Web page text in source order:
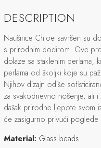
DESCRIPTION
Naušnice Chloe savršen su
s prirodnim dodirom. Ove
dolaze sa staklenim perlama,
perlama od školjki koje su
Njihov dizajn odiše
za svakodnevno nošenje, ali
dašak prirodne ljepote svom
će zasigurno privući poglede
Material: Glass beads